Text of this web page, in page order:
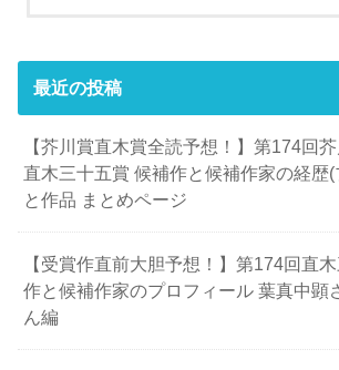
最近の投稿
【芥川賞直木賞全読予想！】第174回
直木三十五賞 候補作と候補作家の経歴
と作品 まとめページ
【受賞作直前大胆予想！】第174回直
作と候補作家のプロフィール 葉真中顕
ん編